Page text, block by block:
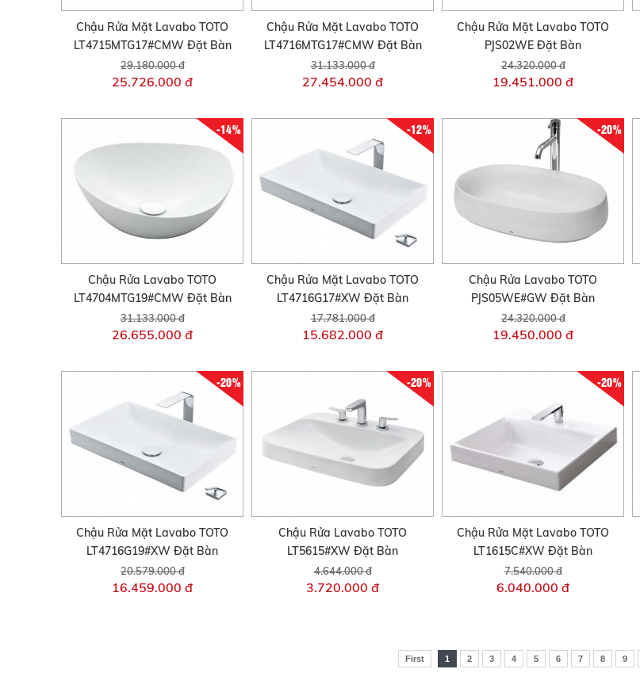
Chậu Rửa Mặt Lavabo TOTO
LT4715MTG17#CMW Đặt Bàn
29.180.000 đ
25.726.000 đ
Chậu Rửa Mặt Lavabo TOTO
LT4716MTG17#CMW Đặt Bàn
31.133.000 đ
27.454.000 đ
Chậu Rửa Mặt Lavabo TOTO
PJS02WE Đặt Bàn
24.320.000 đ
19.451.000 đ
-14%
Chậu Rửa Lavabo TOTO
LT4704MTG19#CMW Đặt Bàn
31.133.000 đ
26.655.000 đ
-12%
Chậu Rửa Mặt Lavabo TOTO
LT4716G17#XW Đặt Bàn
17.781.000 đ
15.682.000 đ
-20%
Chậu Rửa Lavabo TOTO
PJS05WE#GW Đặt Bàn
24.320.000 đ
19.450.000 đ
-20%
Chậu Rửa Mặt Lavabo TOTO
LT4716G19#XW Đặt Bàn
20.579.000 đ
16.459.000 đ
-20%
Chậu Rửa Lavabo TOTO
LT5615#XW Đặt Bàn
4.644.000 đ
3.720.000 đ
-20%
Chậu Rửa Mặt Lavabo TOTO
LT1615C#XW Đặt Bàn
7.540.000 đ
6.040.000 đ
First 1 2 3 4 5 6 7 8 9